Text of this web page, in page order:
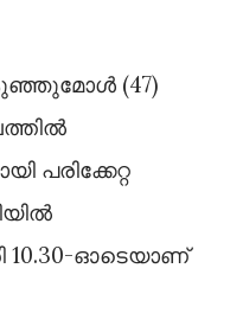
(47)
പരിക്കേറ്റ
10.30-ഓടെയാണ്